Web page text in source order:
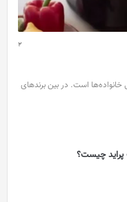
2
خانواده‌ها است. در بین برندهای
پراید چیست؟